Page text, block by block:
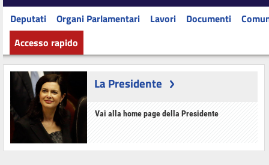
Deputati Organi Parlamentari Lavori Documenti
Accesso rapido
La Presidente
Vai alla home page della Presidente